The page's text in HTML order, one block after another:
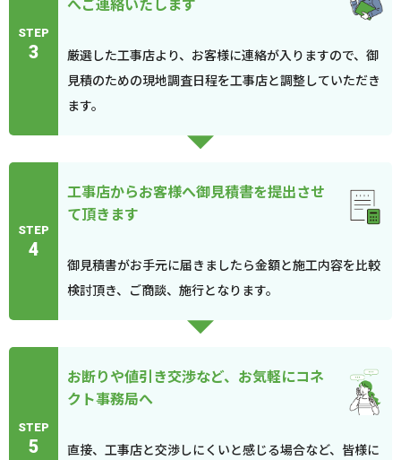
STEP
3
厳選した工事店より、お客様に連絡が入りますので、御
見積のための現地調査日程を工事店と調整していただき
ます。
STEP
4
工事店からお客様へ御見積書を提出させ
て頂きます
御見積書がお手元に届きましたら金額と施工内容を比較
検討頂き、ご商談、施行となります。
STEP
5
お断りや値引き交渉など、お気軽にコネ
クト事務局へ
直接、工事店と交渉しにくいと感じる場合など、皆様に